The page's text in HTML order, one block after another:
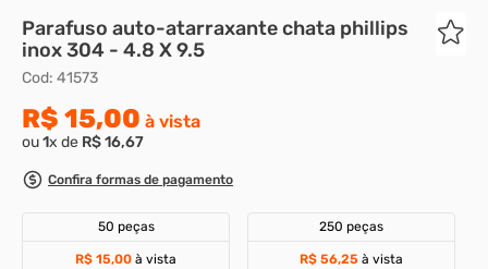
Parafuso auto-atarraxante chata phillips
inox 304 - 4.8 X 9.5
Cod: 41573
R$ 15,00 à vista
ou1x de R$16,67
Confira formas de pagamento
50 peças
R$ 15,00 à vista
250 peças
R$ 56,25 à vista
7º
parafuso madeira
9º
parafuso allen 5